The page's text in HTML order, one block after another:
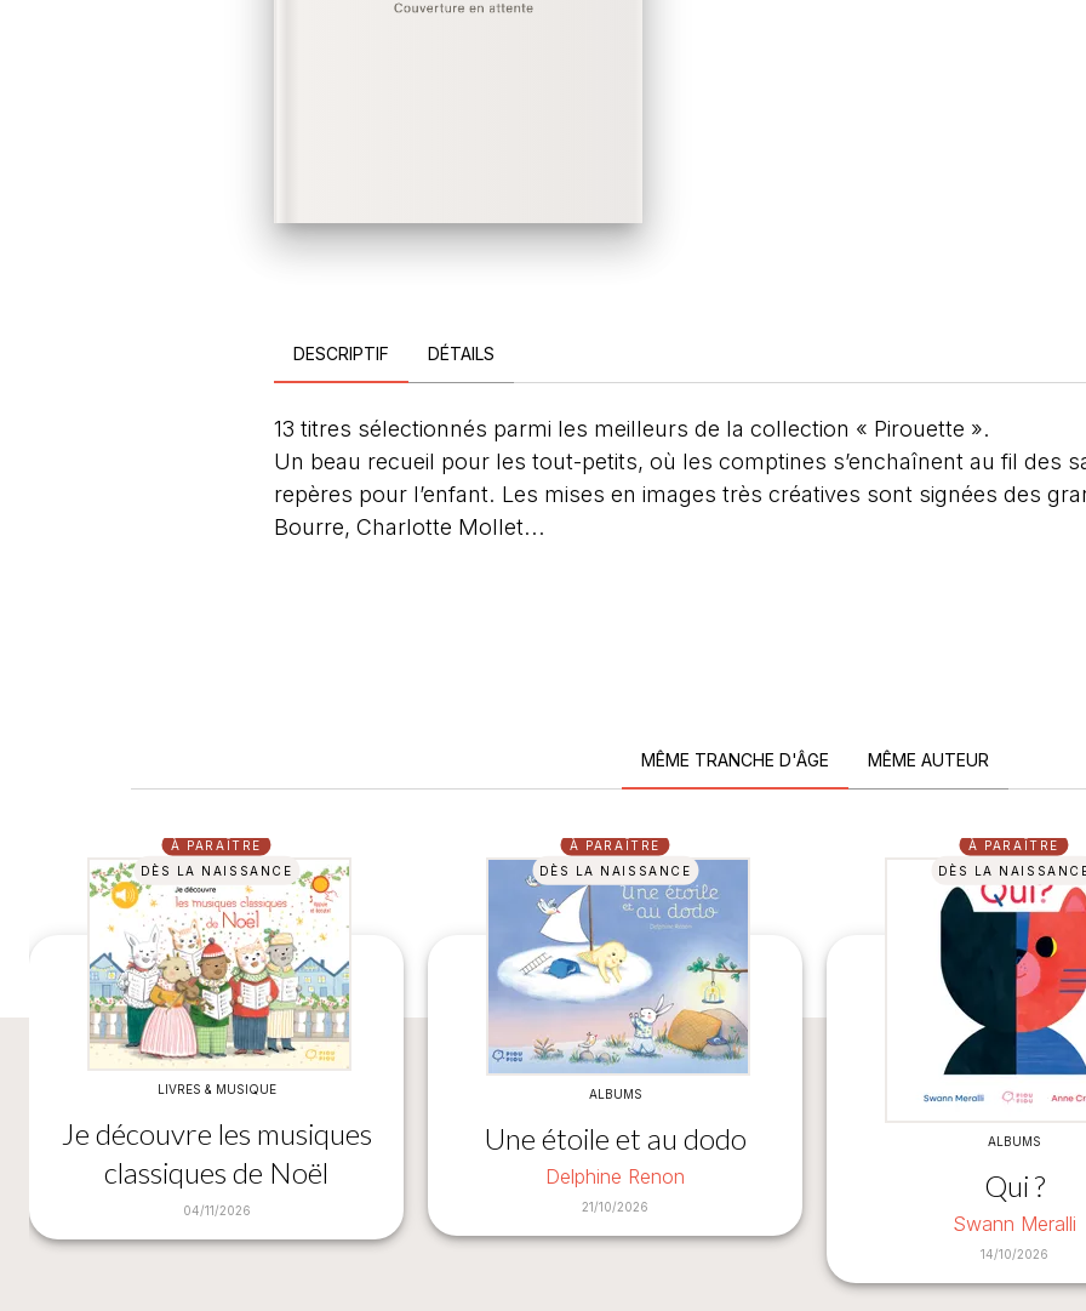
DESCRIPTIF DÉTAILS
13 titres sélectionnés parmi les meilleurs de la collection « Pirouette ».
Un beau recueil pour les tout-petits, où les comptines s’enchaînent au fil des
repères pour l’enfant. Les mises en images très créatives sont signées des
Bourre, Charlotte Mollet...
MÊME TRANCHE D'ÂGE MÊME AUTEUR
À PARAÎTRE
DÈS LA NAISSANCE
LIVRES & MUSIQUE
Je découvre les musiques
classiques de Noël
04/11/2026
À PARAÎTRE
DÈS LA NAISSANCE
ALBUMS
Une étoile et au dodo
Delphine Renon
21/10/2026
À PARAÎTRE
DÈS LA
ALBUMS
Qui ?
Swann Meralli
14/10/2026